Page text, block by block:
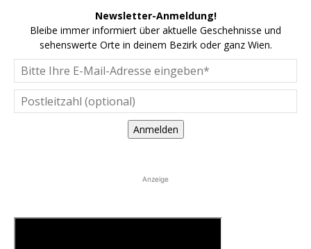
Newsletter-Anmeldung!
Bleibe immer informiert über aktuelle Geschehnisse und
sehenswerte Orte in deinem Bezirk oder ganz Wien.
Anmelden
Anzeige